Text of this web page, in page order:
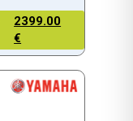
2399.00
€